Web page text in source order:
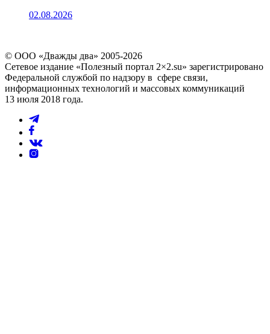
02.08.2026
© ООО «Дважды два» 2005-2026
Сетевое издание «Полезный портал 2×2.su» зарегистрировано
Федеральной службой по надзору в сфере связи,
информационных технологий и массовых коммуникаций
13 июля 2018 года.